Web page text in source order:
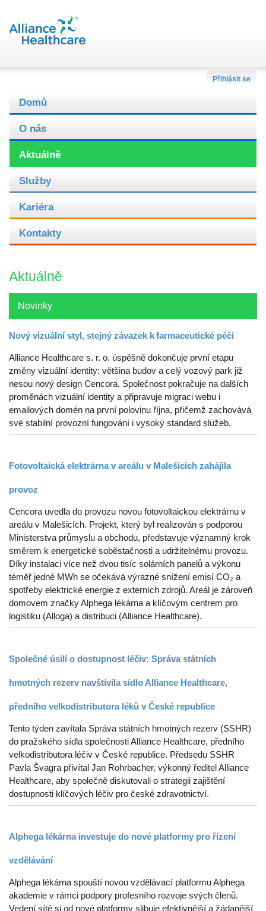
Přihlásit se
Domů
O nás
Aktuálně
Služby
Kariéra
Kontakty
Aktuálně
Novinky
Nový vizuální styl, stejný závazek k farmaceutické péči
Alliance Healthcare s. r. o. úspěšně dokončuje první etapu
změny vizuální identity: většina budov a celý vozový park již
nesou nový design Cencora. Společnost pokračuje na dalších
proměnách vizuální identity a připravuje migraci webu i
emailových domén na první polovinu října, přičemž zachovává
své stabilní provozní fungování i vysoký standard služeb.
Fotovoltaická elektrárna v areálu v Malešicích zahájila
provoz
Cencora uvedla do provozu novou fotovoltaickou elektrárnu v
areálu v Malešicích. Projekt, který byl realizován s podporou
Ministerstva průmyslu a obchodu, představuje významný krok
směrem k energetické soběstačnosti a udržitelnému provozu.
Díky instalaci více než dvou tisíc solárních panelů a výkonu
téměř jedné MWh se očekává výrazné snížení emisí CO₂ a
spotřeby elektrické energie z externích zdrojů. Areál je zároveň
domovem značky Alphega lékárna a klíčovým centrem pro
logistiku (Alloga) a distribuci (Alliance Healthcare).
Společné úsilí o dostupnost léčiv: Správa státních
hmotných rezerv navštívila sídlo Alliance Healthcare,
předního velkodistributora léků v České republice
Tento týden zavítala Správa státních hmotných rezerv (SSHR)
do pražského sídla společnosti Alliance Healthcare, předního
velkodistributora léčiv v České republice. Předsedu SSHR
Pavla Švagra přivítal Jan Rohrbacher, výkonný ředitel Alliance
Healthcare, aby společně diskutovali o strategii zajištění
dostupnosti klíčových léčiv pro české zdravotnictví.
Alphega lékárna investuje do nové platformy pro řízení
vzdělávání
Alphega lékárna spouští novou vzdělávací platformu Alphega
akademie v rámci podpory profesního rozvoje svých členů.
Vedení sítě si od nové platformy slibuje efektivnější a žádanější